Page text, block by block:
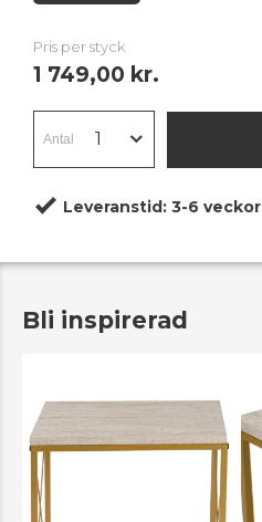
Pris per styck
1 749,00 kr.
Leveranstid: 3-6 veckor
Bli inspirerad